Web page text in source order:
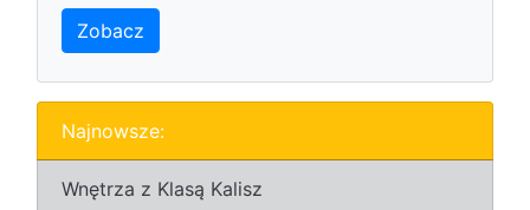
Zobacz
Najnowsze:
Wnętrza z Klasą Kalisz